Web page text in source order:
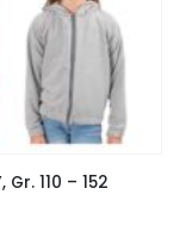
110 – 152